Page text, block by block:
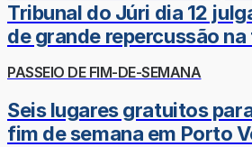
Tribunal do Júri dia 12
de grande repercussão
PASSEIO DE FIM-DE-SEMANA
Seis lugares gratuitos
fim de semana em Porto